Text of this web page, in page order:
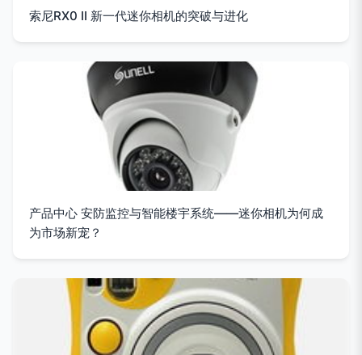
索尼RX0 II 新一代迷你相机的突破与进化
产品中心 安防监控与智能楼宇系统——迷你相机为何成
为市场新宠？